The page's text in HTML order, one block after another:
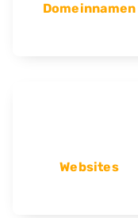
Domeinnamen
Websites